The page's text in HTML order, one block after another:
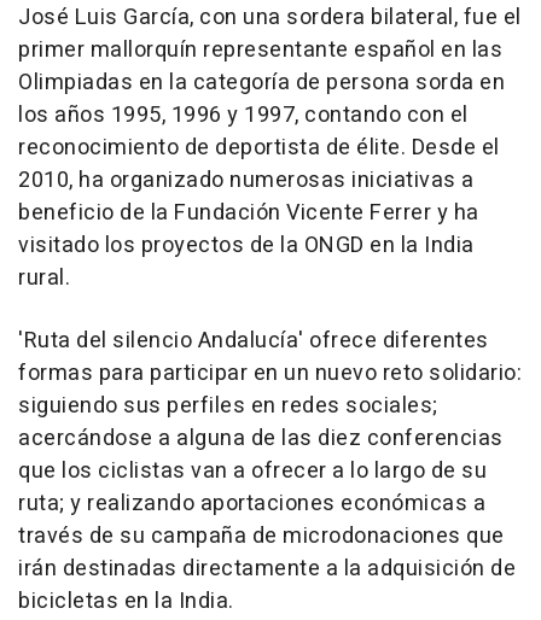
José Luis García, con una sordera bilateral, fue el
primer mallorquín representante español en las
Olimpiadas en la categoría de persona sorda en
los años 1995, 1996 y 1997, contando con el
reconocimiento de deportista de élite. Desde el
2010, ha organizado numerosas iniciativas a
beneficio de la Fundación Vicente Ferrer y ha
visitado los proyectos de la ONGD en la India
rural.
'Ruta del silencio Andalucía' ofrece diferentes
formas para participar en un nuevo reto solidario:
siguiendo sus perfiles en redes sociales;
acercándose a alguna de las diez conferencias
que los ciclistas van a ofrecer a lo largo de su
ruta; y realizando aportaciones económicas a
través de su campaña de microdonaciones que
irán destinadas directamente a la adquisición de
bicicletas en la India.